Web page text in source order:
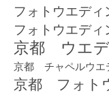
フォトウエディ
フォトウエデ
京都 ウエ
京都 チャペルウエ
京都 フォト